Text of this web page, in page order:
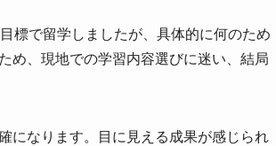
標で留学しましたが、具体的に何のため
め、現地での学習内容選びに迷い、結局
になります。目に見える成果が感じられ